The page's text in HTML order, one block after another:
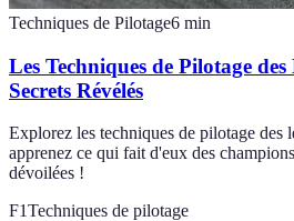
Techniques de Pilotage6 min
Les Techniques de Pilotage
Secrets Révélés
Explorez les techniques de pilotage des
apprenez ce qui fait d'eux des
dévoilées !
F1Techniques de pilotage